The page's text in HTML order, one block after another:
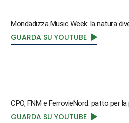
Mondadizza Music Week: la natura
GUARDA SU YOUTUBE
CPO, FNM e FerrovieNord: patto per
GUARDA SU YOUTUBE